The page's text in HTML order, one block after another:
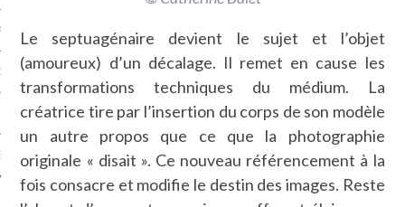
CARAVELLE
PODCAST
Le septuagénaire devient le sujet et l’objet
(amoureux) d’un décalage. Il remet en cause les
transformations techniques du médium. La
créatrice tire par l’insertion du corps de son modèle
un autre propos que ce que la photographie
originale « disait ». Ce nouveau référencement à la
fois consacre et modifie le destin des images. Reste